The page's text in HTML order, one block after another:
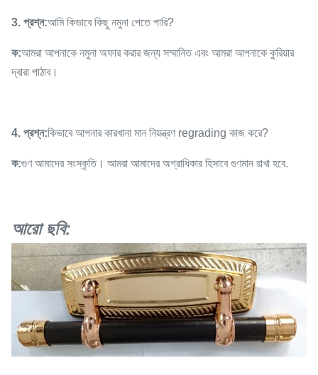
3. প্রশ্ন:আমি কিভাবে কিছু নমুনা পেতে পারি?
ক:আমরা আপনাকে নমুনা অফার করার জন্য সম্মানিত এবং আমরা আপনাকে কুরিয়ার
দ্বারা পাঠাব।
4. প্রশ্ন:কিভাবে আপনার কারখানা মান নিয়ন্ত্রণ regrading কাজ করে?
ক:গুণ আমাদের সংস্কৃতি। আমরা আমাদের অগ্রাধিকার হিসাবে গুণমান রাখা হবে.
আরো ছবি: